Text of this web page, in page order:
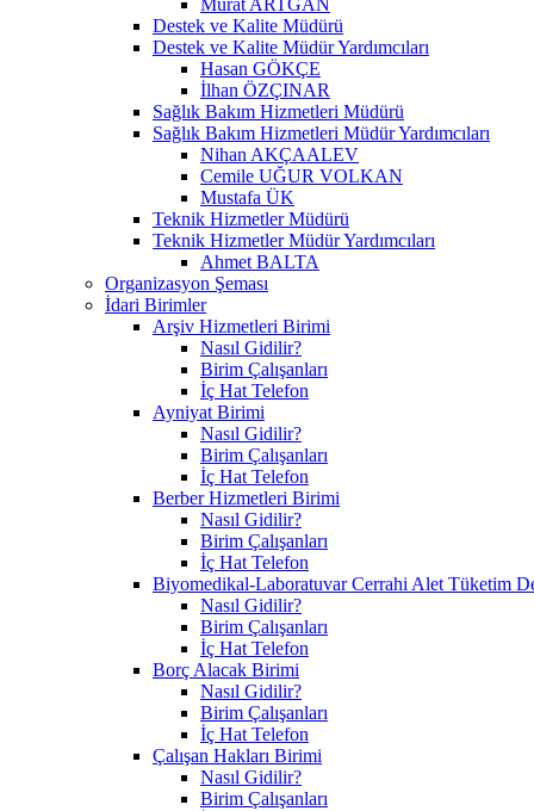
Destek ve Kalite Müdürü
Destek ve Kalite Müdür Yardımcıları
Hasan GÖKÇE
İlhan ÖZÇINAR
Sağlık Bakım Hizmetleri Müdürü
Sağlık Bakım Hizmetleri Müdür Yardımcıları
Nihan AKÇAALEV
Cemile UĞUR VOLKAN
Mustafa ÜK
Teknik Hizmetler Müdürü
Teknik Hizmetler Müdür Yardımcıları
Ahmet BALTA
Organizasyon Şeması
İdari Birimler
Arşiv Hizmetleri Birimi
Nasıl Gidilir?
Birim Çalışanları
İç Hat Telefon
Ayniyat Birimi
Nasıl Gidilir?
Birim Çalışanları
İç Hat Telefon
Berber Hizmetleri Birimi
Nasıl Gidilir?
Birim Çalışanları
İç Hat Telefon
Biyomedikal-Laboratuvar Cerrahi Alet Tüketim
Nasıl Gidilir?
Birim Çalışanları
İç Hat Telefon
Borç Alacak Birimi
Nasıl Gidilir?
Birim Çalışanları
İç Hat Telefon
Çalışan Hakları Birimi
Nasıl Gidilir?
Birim Çalışanları